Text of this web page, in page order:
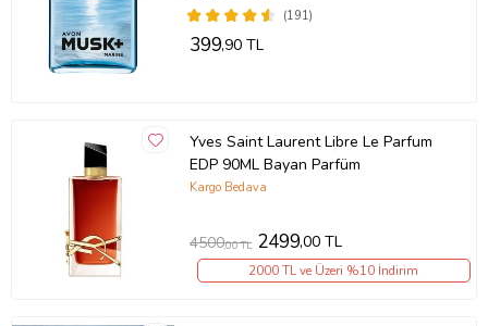
(191)
399,90 TL
Yves Saint Laurent Libre Le Parfum
EDP 90ML Bayan Parfüm
Kargo Bedava
4500,00 TL 2499,00 TL
2000 TL ve Üzeri %10 İndirim